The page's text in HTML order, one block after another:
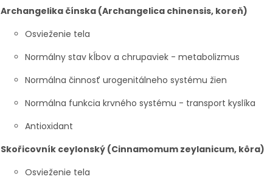
Archangelika čínska (Archangelica chinensis, koreň)
Osvieženie tela
Normálny stav kĺbov a chrupaviek - metabolizmus
Normálna činnosť urogenitálneho systému žien
Normálna funkcia krvného systému - transport kyslíka
Antioxidant
Skořicovník ceylonský (Cinnamomum zeylanicum, kôra)
Osvieženie tela